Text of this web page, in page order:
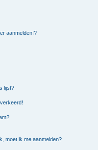
aanmelden!?
lijst?
moet ik me aanmelden?